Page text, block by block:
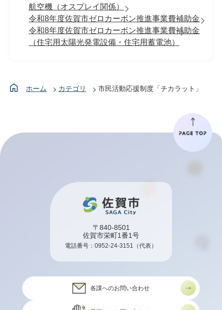
航空機（オスプレイ関係）
令和8年度佐賀市ゼロカーボン推進事業費補助金
令和8年度佐賀市ゼロカーボン推進事業費補助金
（住宅用太陽光発電設備・住宅用蓄電池）
ホーム カテゴリ 市民活動応援制度「チカラット」
〒840-8501
佐賀市栄町1番1号
電話番号： 0952-24-3151 （代表）
各課へのお問い合わせ